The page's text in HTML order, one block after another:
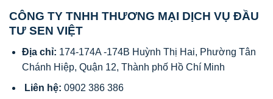
CÔNG TY TNHH THƯƠNG MẠI DỊCH VỤ ĐẦU
TƯ SEN VIỆT
Địa chỉ: 174-174A -174B Huỳnh Thị Hai, Phường Tân
Chánh Hiệp, Quận 12, Thành phố Hồ Chí Minh
Liên hệ: 0902 386 386